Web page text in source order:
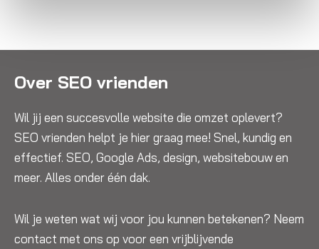
Over SEO vrienden
Wil jij een succesvolle website die omzet oplevert?
SEO vrienden helpt je hier graag mee! Snel, kundig en
effectief. SEO, Google Ads, design, websitebouw en
meer. Alles onder één dak.
Wil je weten wat wij voor jou kunnen betekenen? Neem
contact met ons op voor een vrijblijvende